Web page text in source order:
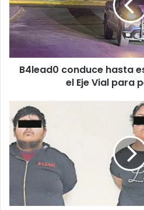
de
policía
en
Eje
Vial
ayuda
B4lead0 conduce hasta
el Eje Vial para
Sentencian
a
madre
y
tres
hijos
a